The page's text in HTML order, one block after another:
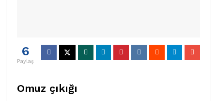
6
Paylaş
Omuz çıkığı